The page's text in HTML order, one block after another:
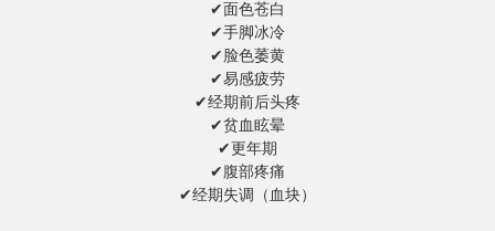
✔面色苍白
✔手脚冰冷
✔脸色萎黄
✔易感疲劳
✔经期前后头疼
✔贫血眩晕
✔更年期
✔腹部疼痛
✔经期失调（血块）